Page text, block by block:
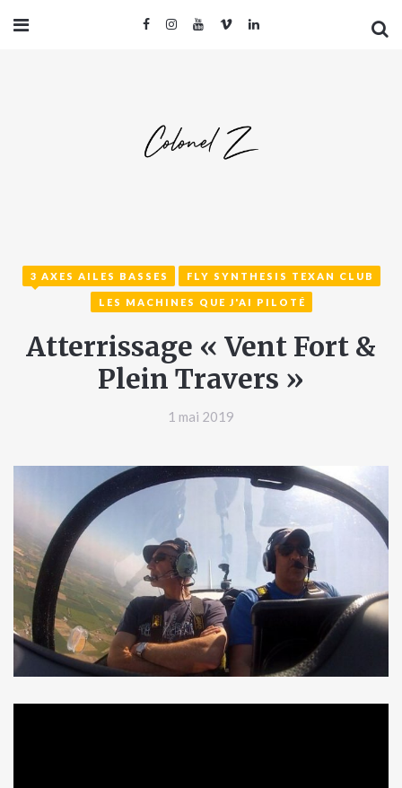
3 AXES AILES BASSES FLY SYNTHESIS TEXAN CLUB
LES MACHINES QUE J'AI PILOTÉ
Atterrissage « Vent Fort &
Plein Travers »
1 mai 2019